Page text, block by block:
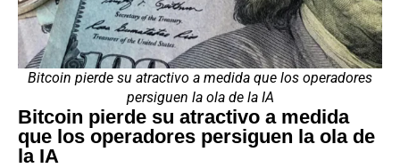
Bitcoin pierde su atractivo a medida que los operadores
persiguen la ola de la IA
Bitcoin pierde su atractivo a medida
que los operadores persiguen la ola de
la IA